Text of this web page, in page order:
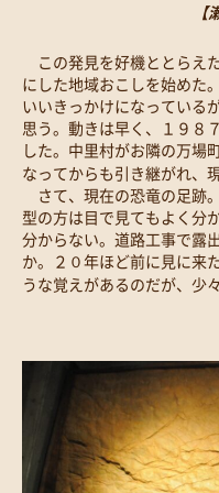
この発見を好機ととらえ
にした地域おこしを始めた
いいきっかけになっている
思う。動きは早く、１９８
した。中里村がお隣の万場
なってからも引き継がれ、
さて、現在の恐竜の足跡
型の方は目で見てもよく分
分からない。道路工事で露
か。２０年ほど前に見に来
うな覚えがあるのだが、少